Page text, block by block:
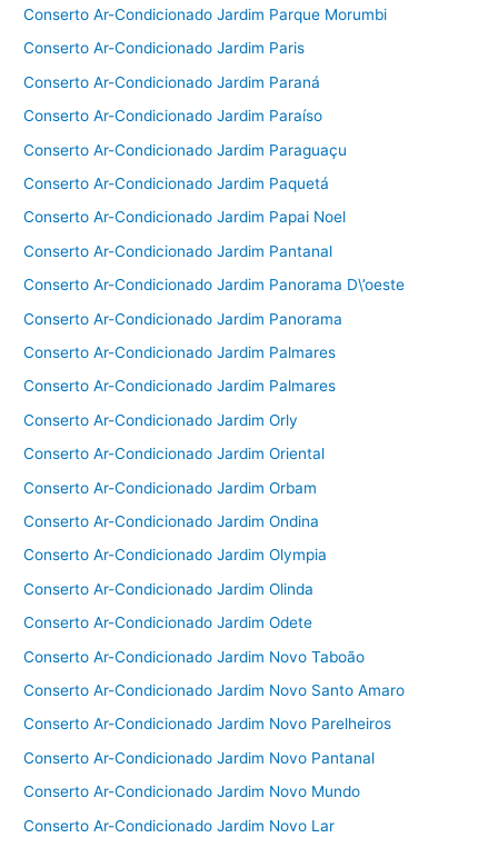
Conserto Ar-Condicionado Jardim Parque Morumbi
Conserto Ar-Condicionado Jardim Paris
Conserto Ar-Condicionado Jardim Paraná
Conserto Ar-Condicionado Jardim Paraíso
Conserto Ar-Condicionado Jardim Paraguaçu
Conserto Ar-Condicionado Jardim Paquetá
Conserto Ar-Condicionado Jardim Papai Noel
Conserto Ar-Condicionado Jardim Pantanal
Conserto Ar-Condicionado Jardim Panorama D\’oeste
Conserto Ar-Condicionado Jardim Panorama
Conserto Ar-Condicionado Jardim Palmares
Conserto Ar-Condicionado Jardim Palmares
Conserto Ar-Condicionado Jardim Orly
Conserto Ar-Condicionado Jardim Oriental
Conserto Ar-Condicionado Jardim Orbam
Conserto Ar-Condicionado Jardim Ondina
Conserto Ar-Condicionado Jardim Olympia
Conserto Ar-Condicionado Jardim Olinda
Conserto Ar-Condicionado Jardim Odete
Conserto Ar-Condicionado Jardim Novo Taboão
Conserto Ar-Condicionado Jardim Novo Santo Amaro
Conserto Ar-Condicionado Jardim Novo Parelheiros
Conserto Ar-Condicionado Jardim Novo Pantanal
Conserto Ar-Condicionado Jardim Novo Mundo
Conserto Ar-Condicionado Jardim Novo Lar